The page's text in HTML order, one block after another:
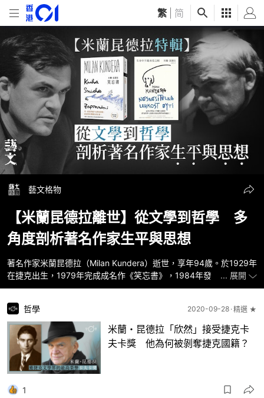
繁 简
藝文格物
【米蘭昆德拉離世】從文學到哲學 多
角度剖析著名作家生平與思想
著名作家米蘭昆德拉（Milan Kundera）逝世，享年94歲。於1929年
在捷克出生，1979年完成成名作《笑忘書》，1984年發表最具影響
力《生命中不能承受之輕》。米蘭昆德拉一直堅持認為自己是普通小
想。
... 展開
哲學 2020-09-28 精選 ★
米蘭・昆德拉「欣然」接受捷克卡
夫卡獎 他為何被剝奪捷克國籍？
1